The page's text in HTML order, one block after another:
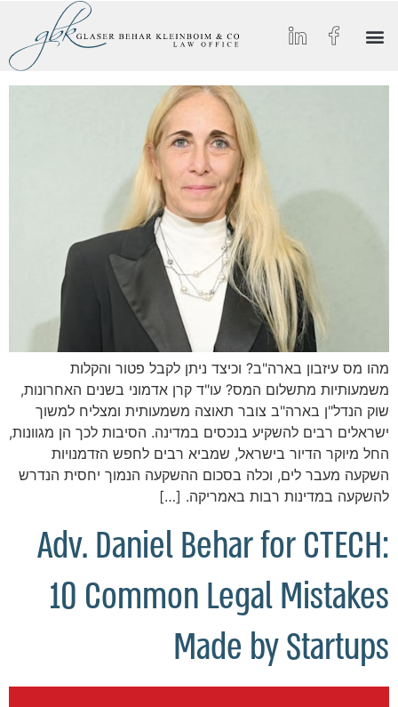
מהו מס עיזבון בארה"ב? וכיצד ניתן לקבל פטור והקלות
משמעותיות מתשלום המס? עו"ד קרן אדמוני בשנים האחרונות,
שוק הנדל"ן בארה"ב צובר תאוצה משמעותית ומצליח למשוך
ישראלים רבים להשקיע בנכסים במדינה. הסיבות לכך הן מגוונות,
החל מיוקר הדיור בישראל, שמביא רבים לחפש הזדמנויות
השקעה מעבר לים, וכלה בסכום ההשקעה הנמוך יחסית הנדרש
להשקעה במדינות רבות באמריקה. […]
Adv. Daniel Behar for CTECH:
10 Common Legal Mistakes
Made by Startups